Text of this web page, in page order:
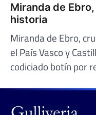
Miranda de
historia
Miranda de Ebro,
el País Vasco y
codiciado botín por